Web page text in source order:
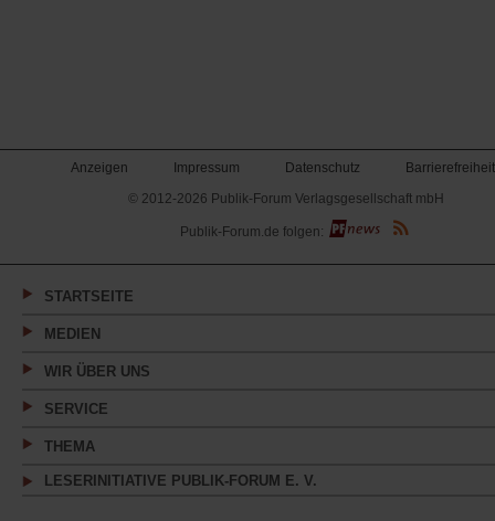
Anzeigen Impressum Datenschutz
Barrierefreiheit
© 2012-2026 Publik-Forum Verlagsgesellschaft mbH
(Öffnet
in
neuen
Publik-Forum.de folgen:
STARTSEITE
MEDIEN
WIR ÜBER UNS
SERVICE
THEMA
LESERINITIATIVE PUBLIK-FORUM E. V.